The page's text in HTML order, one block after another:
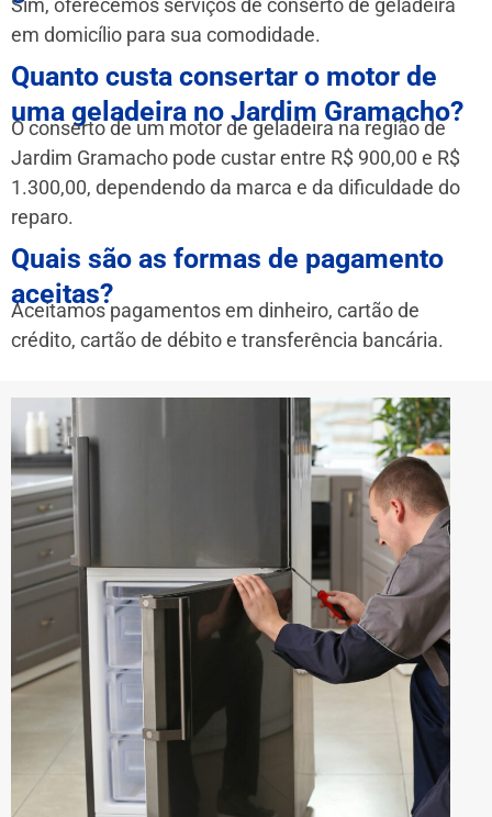
Sim, oferecemos serviços de conserto de geladeira
em domicílio para sua comodidade.
Quanto custa consertar o motor de
uma geladeira no Jardim Gramacho?
O conserto de um motor de geladeira na região de
Jardim Gramacho pode custar entre R$ 900,00 e R$
1.300,00, dependendo da marca e da dificuldade do
reparo.
Quais são as formas de pagamento
aceitas?
Aceitamos pagamentos em dinheiro, cartão de
crédito, cartão de débito e transferência bancária.